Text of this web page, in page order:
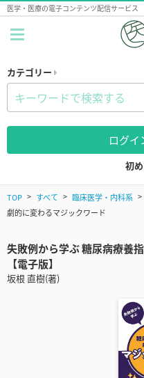
医学・医療の電子コンテンツ配信サービス
カテゴリー
ログイ
初
TOP すべて 臨床医学・内科系
劇的に変わるマジックワード
失敗例から学ぶ 糖尿病療養
【電子版】
坂根 直樹(著)